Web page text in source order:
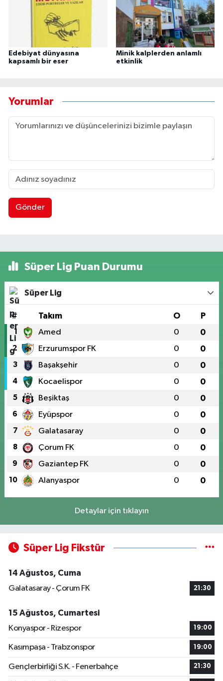
Edebiyat dünyasına
kapsamlı bir eser
Minik kalplerden anlamlı
etkinlik
Yorumlar
Gönder
Süper Lig Puan Durumu
Süper Lig
# Takım O P
1 Amed 0 0
2 Erzurumspor FK 0 0
3 Başakşehir 0 0
4 Kocaelispor 0 0
5 Beşiktaş 0 0
6 Eyüpspor 0 0
7 Galatasaray 0 0
8 Çorum FK 0 0
9 Gaziantep FK 0 0
10 Alanyaspor 0 0
Detaylar için tıklayın
Süper Lig Fikstür
14 Ağustos, Cuma
Galatasaray - Çorum FK
21:30
15 Ağustos, Cumartesi
Konyaspor - Rizespor
19:00
Kasımpaşa - Trabzonspor 19:00
Gençlerbirliği S.K. - Fenerbahçe 21:30